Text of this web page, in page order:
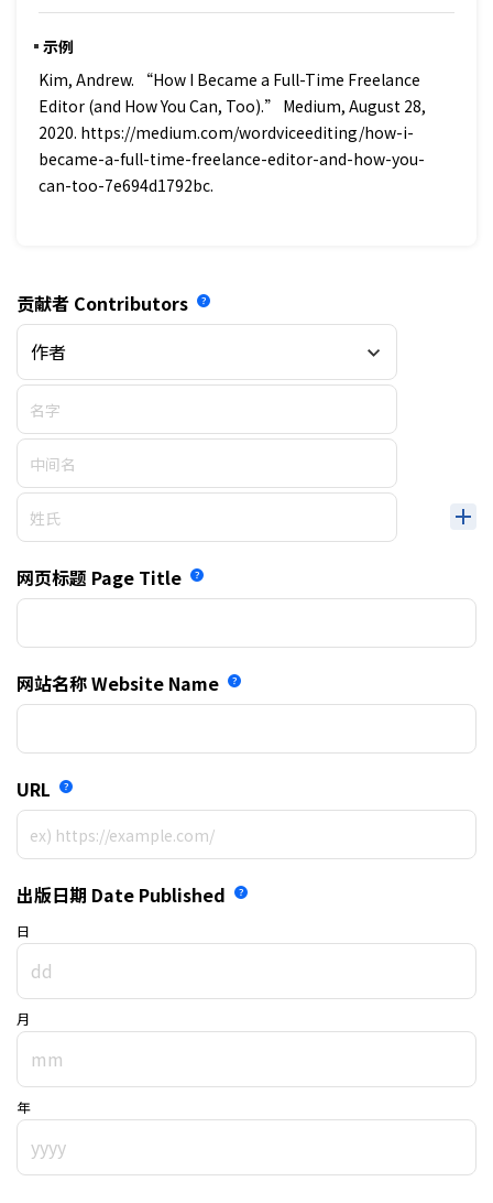
示例
Kim, Andrew. “How I Became a Full-Time Freelance
Editor (and How You Can, Too).” Medium, August 28,
2020. https://medium.com/wordviceediting/how-i-
became-a-full-time-freelance-editor-and-how-you-
can-too-7e694d1792bc.
贡献者 Contributors
作者
网页标题 Page Title
网站名称Website Name
URL
出版日期 Date Published
日
月
年